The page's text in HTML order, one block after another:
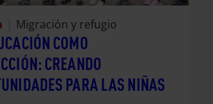
Migración y refugio
COMO
CREANDO
PARA LAS NIÑAS